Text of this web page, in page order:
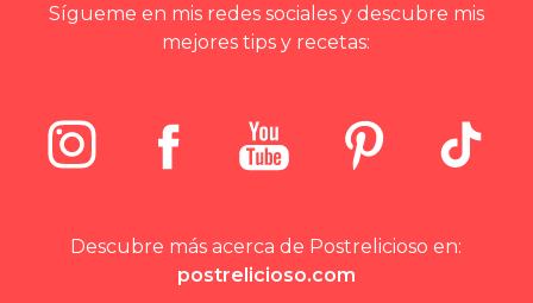
Sígueme en mis redes sociales y descubre mis
mejores tips y recetas:
Descubre más acerca de Postrelicioso en:
postrelicioso.com